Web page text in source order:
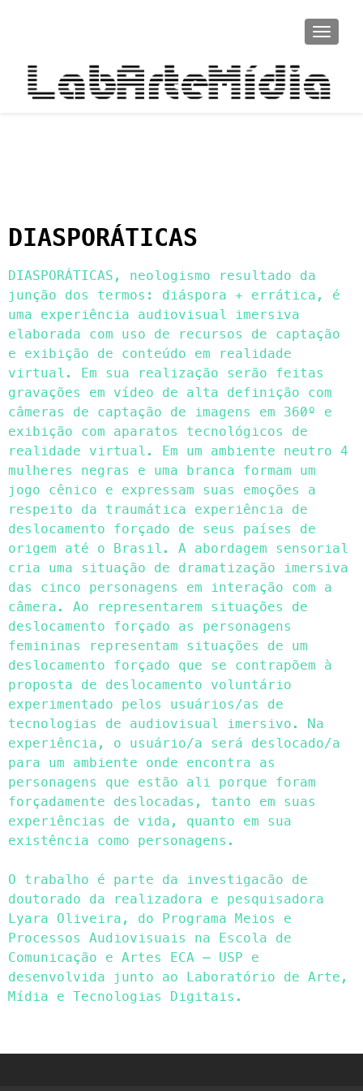
DIASPORÁTICAS
DIASPORÁTICAS, neologismo resultado da
junção dos termos: diáspora + errática, é
uma experiência audiovisual imersiva
elaborada com uso de recursos de captação
e exibição de conteúdo em realidade
virtual. Em sua realização serão feitas
gravações em vídeo de alta definição com
câmeras de captação de imagens em 360º e
exibição com aparatos tecnológicos de
realidade virtual. Em um ambiente neutro 4
mulheres negras e uma branca formam um
jogo cênico e expressam suas emoções a
respeito da traumática experiência de
deslocamento forçado de seus países de
origem até o Brasil. A abordagem sensorial
cria uma situação de dramatização imersiva
das cinco personagens em interação com a
câmera. Ao representarem situações de
deslocamento forçado as personagens
femininas representam situações de um
deslocamento forçado que se contrapõem à
proposta de deslocamento voluntário
experimentado pelos usuários/as de
tecnologias de audiovisual imersivo. Na
experiência, o usuário/a será deslocado/a
para um ambiente onde encontra as
personagens que estão ali porque foram
forçadamente deslocadas, tanto em suas
experiências de vida, quanto em sua
existência como personagens.
O trabalho é parte da investigacão de
doutorado da realizadora e pesquisadora
Lyara Oliveira, do Programa Meios e
Processos Audiovisuais na Escola de
Comunicação e Artes ECA – USP e
desenvolvida junto ao Laboratório de Arte,
Mídia e Tecnologias Digitais.